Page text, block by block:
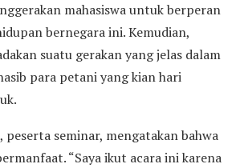
mahasiswa untuk berperan
bernegara ini. Kemudian,
suatu gerakan yang jelas dalam
para petani yang kian hari
peserta seminar, mengatakan bahwa
“Saya ikut acara ini karena